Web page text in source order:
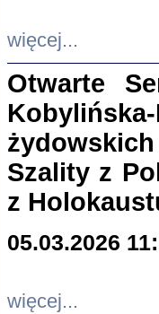
więcej...
Otwarte
Szality z
z
05.03.2026
więcej...